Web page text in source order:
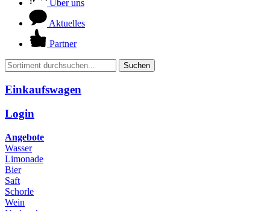
Über uns
Aktuelles
Partner
Suchen
Einkaufswagen
Login
Angebote
Wasser
Limonade
Bier
Saft
Schorle
Wein